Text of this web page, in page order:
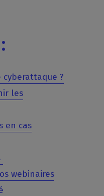
cyberattaque ?
les
en cas
webinaires